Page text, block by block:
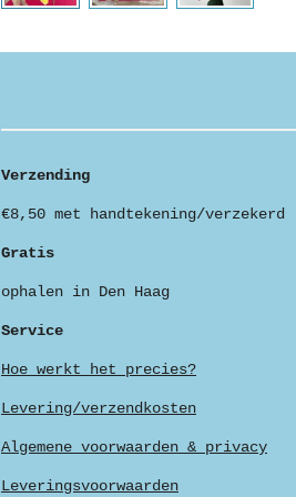
Verzending
€8,50 met handtekening/verzekerd
Gratis
ophalen in Den Haag
Service
Hoe werkt het precies?
Levering/verzendkosten
Algemene voorwaarden & privacy
Leveringsvoorwaarden